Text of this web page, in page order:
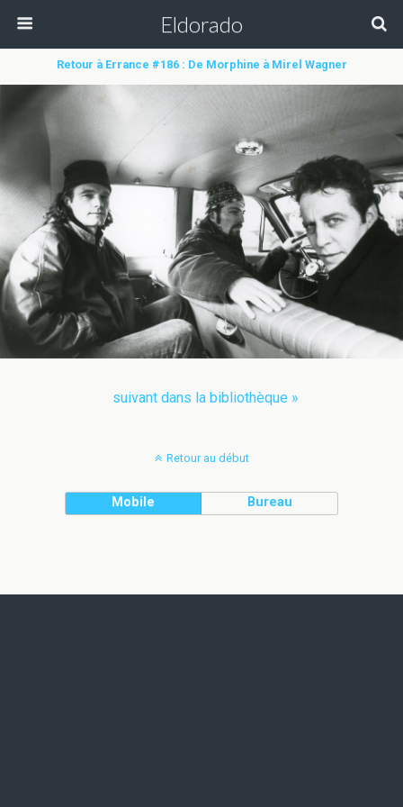
Eldorado
Retour à Errance #186 : De Morphine à Mirel Wagner
suivant dans la bibliothèque »
Retour au début
Mobile Bureau